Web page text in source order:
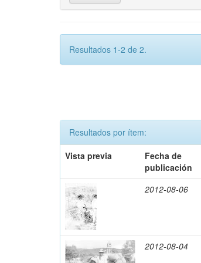
Resultados 1-2 de 2.
Resultados por ítem:
Vista previa
Fecha de
publicación
2012-08-06
2012-08-04